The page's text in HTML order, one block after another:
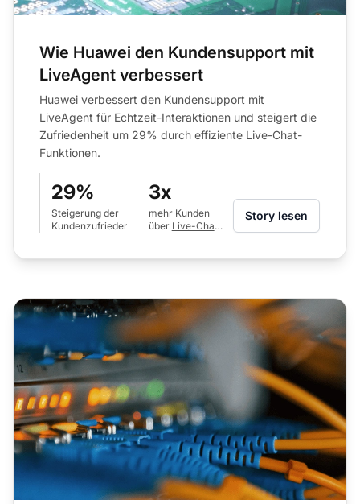
Wie Huawei den Kundensupport mit
LiveAgent verbessert
Huawei verbessert den Kundensupport mit
LiveAgent für Echtzeit-Interaktionen und steigert die
Zufriedenheit um 29% durch effiziente Live-Chat-
Funktionen.
29%
Steigerung der
Kundenzufriedenheit
3x
mehr Kunden
über Live-Chat
Story lesen